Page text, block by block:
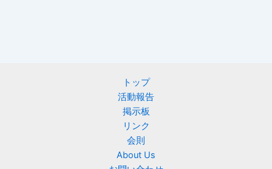
トップ
活動報告
掲示板
リンク
会則
About Us